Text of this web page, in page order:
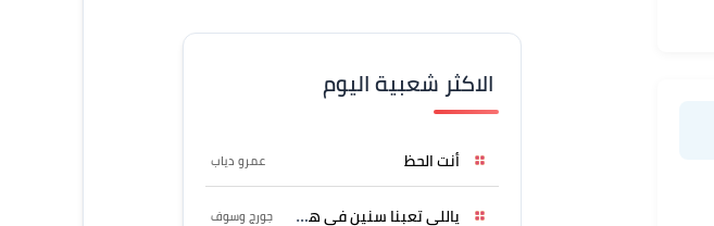
الاكثر شعبية اليوم
أنت الحظ عمرو دياب
ياللي تعبنا سنين في هواه جورج وسوف